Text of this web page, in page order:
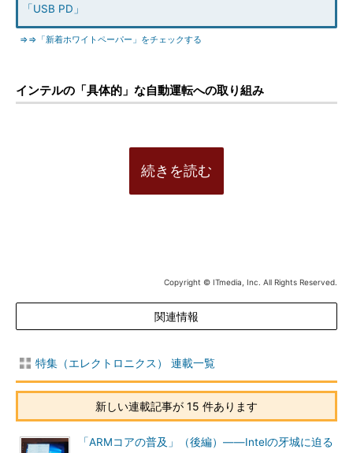
「USB PD」
⇒⇒「新着ホワイトペーパー」をチェックする
インテルの「具体的」な自動運転への取り組み
続きを読む
Copyright © ITmedia, Inc. All Rights Reserved.
関連情報
特集（エレクトロニクス） 連載一覧
新しい連載記事が 15 件あります
「ARMコアの普及」（後編）――Intelの牙城に迫る